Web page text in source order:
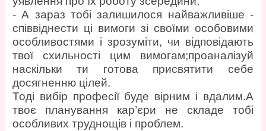
- А зараз тобі залишилося найважливіше -
співвіднести ці вимоги зі своїми особовими
особливостями і зрозуміти, чи відповідають
твої схильності цим вимогам;проаналізуй
наскільки ти готова присвятити себе
досягненню цілей.
Тоді вибір професії буде вірним і вдалим.А
твоє планування кар’єри не складе тобі
особливих труднощів і проблем.